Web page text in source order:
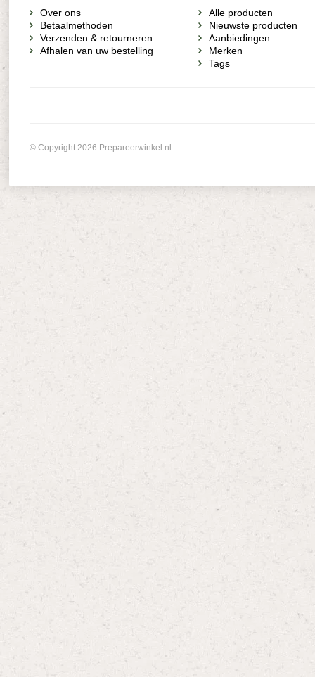
Over ons
Betaalmethoden
Verzenden & retourneren
Afhalen van uw bestelling
Alle producten
Nieuwste producten
Aanbiedingen
Merken
Tags
© Copyright 2026 Prepareerwinkel.nl